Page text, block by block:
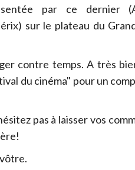
par ce dernier
sur le plateau du
contre temps. A très
du cinéma" pour un
pas à laisser vos